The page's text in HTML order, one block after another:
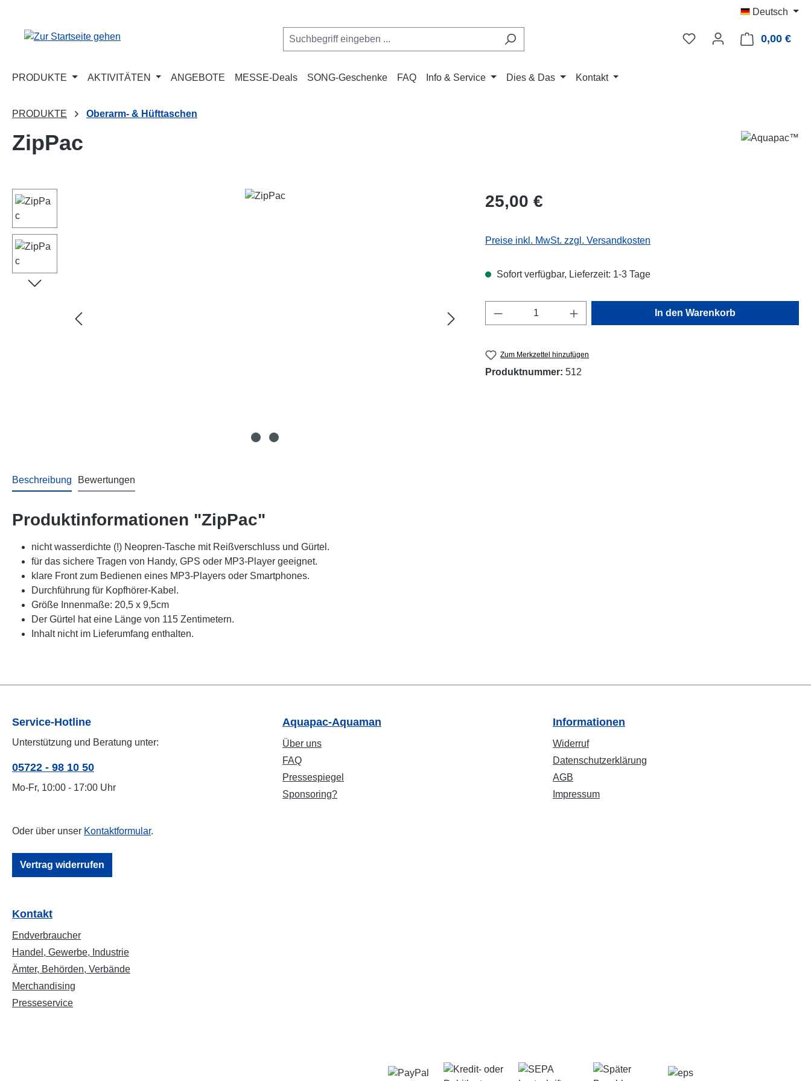
Deutsch
0,00 €
PRODUKTE AKTIVITÄTEN ANGEBOTE MESSE-Deals SONG-Geschenke FAQ Info & Service Dies & Das Kontakt
PRODUKTE Oberarm- & Hüfttaschen
ZipPac
Regulärer Preis:
25,00 €
Preise inkl. MwSt. zzgl. Versandkosten
Sofort verfügbar, Lieferzeit: 1-3 Tage
Produkt Anzahl: Gib den gewünschten Wert ein
In den Warenkorb
Zum Merkzettel hinzufügen
Produktnummer: 512
Beschreibung Bewertungen
Produktinformationen "ZipPac"
nicht wasserdichte (!) Neopren-Tasche mit Reißverschluss und Gürtel.
für das sichere Tragen von Handy, GPS oder MP3-Player geeignet.
klare Front zum Bedienen eines MP3-Players oder Smartphones.
Durchführung für Kopfhörer-Kabel.
Größe Innenmaße: 20,5 x 9,5cm
Der Gürtel hat eine Länge von 115 Zentimetern.
Inhalt nicht im Lieferumfang enthalten.
Service-Hotline
Unterstützung und Beratung unter:
05722 - 98 10 50
Mo-Fr, 10:00 - 17:00 Uhr
Oder über unser Kontaktformular.
Vertrag widerrufen
Aquapac-Aquaman
Über uns
FAQ
Pressespiegel
Sponsoring?
Informationen
Widerruf
Datenschutzerklärung
AGB
Impressum
Kontakt
Endverbraucher
Handel, Gewerbe, Industrie
Ämter, Behörden, Verbände
Merchandising
Presseservice